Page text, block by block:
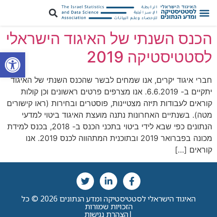
פתח
הכנס השנתי של האיגוד הישראלי
לסטטיסטיקה 2019
חברי איגוד יקרים, אנו שמחים לבשר שהכנס השנתי של האיגוד
יתקיים ב- 6.6.2019. אנו מצרפים פרטים ראשונים וכן קולות
קוראים לעבודות תיזה מצטיינות, פוסטרים ובחירות (ראו קישורים
מטה). בשנתיים האחרונות נתנה מועצת האיגוד ביטוי למדעי
הנתונים כפי שבא לידי ביטוי בתכני הכנס ב- 2018, בכנס למידת
מכונה בפברואר 2019 ובתוכנית המתהווה לכנס 2019. אנו
קוראים […]
האיגוד הישראלי לסטטיסטיקה ומדע הנתונים 2026 © כל
הזכויות שמורות
|הצהרת נגישות